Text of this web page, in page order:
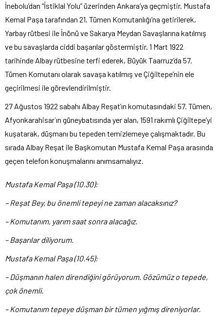
İnebolu’dan “İstiklal Yolu” üzerinden Ankara’ya geçmiştir. Mustafa
Kemal Paşa tarafından 21. Tümen Komutanlığı’na getirilerek,
Yarbay rütbesi ile İnönü ve Sakarya Meydan Savaşlarına katılmış
ve bu savaşlarda ciddi başarılar göstermiştir. 1 Mart 1922
tarihinde Albay rütbesine terfi ederek, Büyük Taarruz’da 57.
Tümen Komutanı olarak savaşa katılmış ve Çiğiltepe’nin ele
geçirilmesi ile görevlendirilmiştir.
27 Ağustos 1922 sabahı Albay Reşat’ın komutasındaki 57. Tümen,
Afyonkarahisar`ın güneybatısında yer alan, 1591 rakımlı Çiğiltepe’yi
kuşatarak, düşmanı bu tepeden temizlemeye çalışmaktadır. Bu
sırada Albay Reşat ile Başkomutan Mustafa Kemal Paşa arasında
geçen telefon konuşmalarını anımsamalıyız.
Mustafa Kemal Paşa (10.30):
– Reşat Bey, bu önemli tepeyi ne zaman alacaksınız?
– Komutanım, yarım saat sonra alacağız.
– Başarılar diliyorum.
Mustafa Kemal Paşa (10.45):
– Düşmanın halen direndiğini görüyorum. Gözümüz o tepede,
çok önemli.
– Komutanım tepeye düşman bir tümen yığmış direniyorlar.